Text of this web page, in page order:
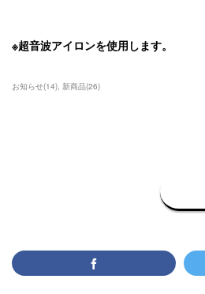
※超音波アイロンを使用します。
お知らせ(14) 新商品(26)